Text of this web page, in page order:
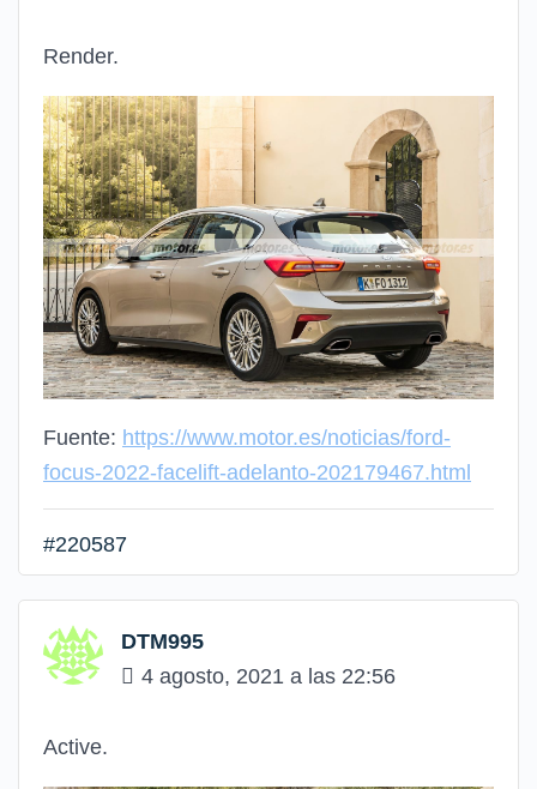
Render.
Fuente: https://www.motor.es/noticias/ford-
focus-2022-facelift-adelanto-202179467.html
#220587
DTM995
4 agosto, 2021 a las 22:56
Active.